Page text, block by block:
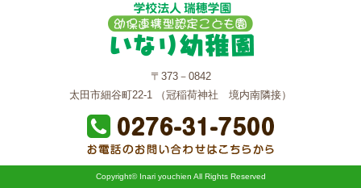
〒373－0842
太田市細谷町22-1 （冠稲荷神社 境内南隣接）
Copyright© Inari youchien All Rights Reserved